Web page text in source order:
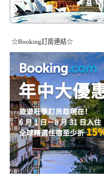
☆Booking訂房連結☆